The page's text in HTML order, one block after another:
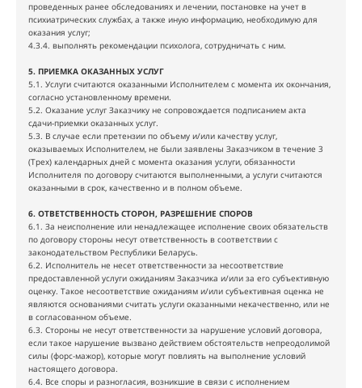
проведенных ранее обследованиях и лечении, постановке на учет в
психиатрических службах, а также иную информацию, необходимую для
оказания услуг;
4.3.4. выполнять рекомендации психолога, сотрудничать с ним.
5. ПРИЕМКА ОКАЗАННЫХ УСЛУГ
5.1. Услуги считаются оказанными Исполнителем с момента их окончания,
согласно установленному времени.
5.2. Оказание услуг Заказчику не сопровождается подписанием акта
сдачи-приемки оказанных услуг.
5.3. В случае если претензии по объему и/или качеству услуг,
оказываемых Исполнителем, не были заявлены Заказчиком в течение 3
(Трех) календарных дней с момента оказания услуги, обязанности
Исполнителя по договору считаются выполненными, а услуги считаются
оказанными в срок, качественно и в полном объеме.
6. ОТВЕТСТВЕННОСТЬ СТОРОН, РАЗРЕШЕНИЕ СПОРОВ
6.1. За неисполнение или ненадлежащее исполнение своих обязательств
по договору стороны несут ответственность в соответствии с
законодательством Республики Беларусь.
6.2. Исполнитель не несет ответственности за несоответствие
предоставленной услуги ожиданиям Заказчика и/или за его субъективную
оценку. Такое несоответствие ожиданиям и/или субъективная оценка не
являются основаниями считать услуги оказанными некачественно, или не
в согласованном объеме.
6.3. Стороны не несут ответственности за нарушение условий договора,
если такое нарушение вызвано действием обстоятельств непреодолимой
силы (форс-мажор), которые могут повлиять на выполнение условий
настоящего договора.
6.4. Все споры и разногласия, возникшие в связи с исполнением